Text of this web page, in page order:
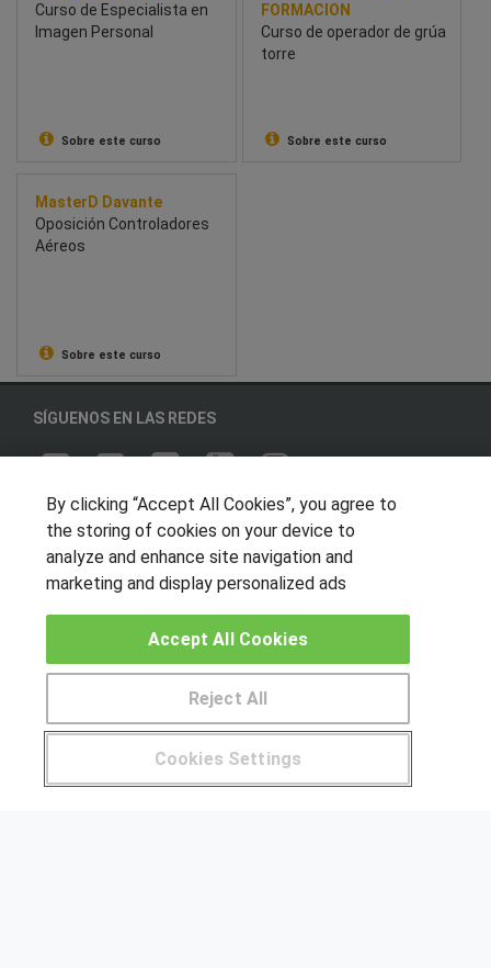
Curso de Especialista en
Imagen Personal
Sobre este curso
FORMACION
Curso de operador de grúa
torre
Sobre este curso
MasterD Davante
Oposición Controladores
Aéreos
Sobre este curso
Pide más información al centro
¿Tienes alguna duda? 900 264 357
SÍGUENOS EN LAS REDES
OTROS GRUPOS DE INTERES
Muro de los idiomas
Hablemos de empleo
Publicar cursos
USUARIOS
By clicking “Accept All Cookies”, you agree to
the storing of cookies on your device to
analyze and enhance site navigation and
marketing and display personalized ads
Cookies Settings
Reject All
Accept All Cookies